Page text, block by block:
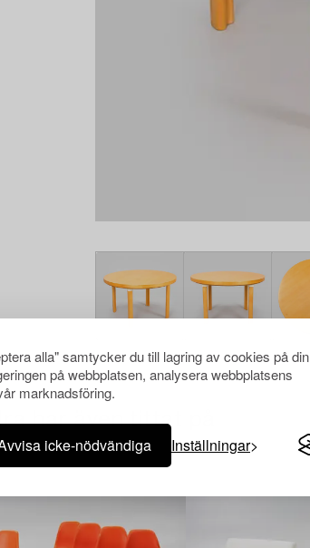
alla" samtycker du till lagring av cookies på din
på webbplatsen, analysera webbplatsens
marknadsföring.
icke-nödvändiga Inställningar
har även tittat på